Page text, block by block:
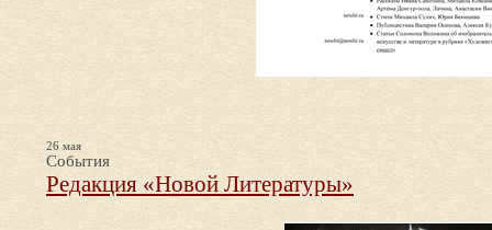
26 мая
События
Редакция «Новой Литературы»